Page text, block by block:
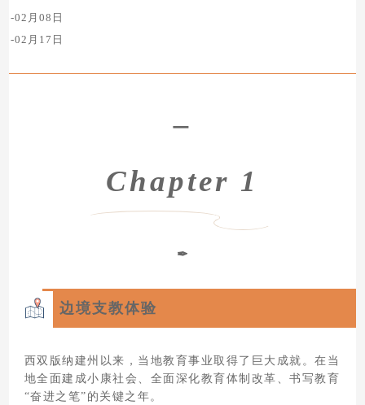
-02月08日
-02月17日
–
Chapter 1
✒
边境支教体验
西双版纳建州以来，当地教育事业取得了巨大成就。在当
地全面建成小康社会、全面深化教育体制改革、书写教育
“奋进之笔”的关键之年。